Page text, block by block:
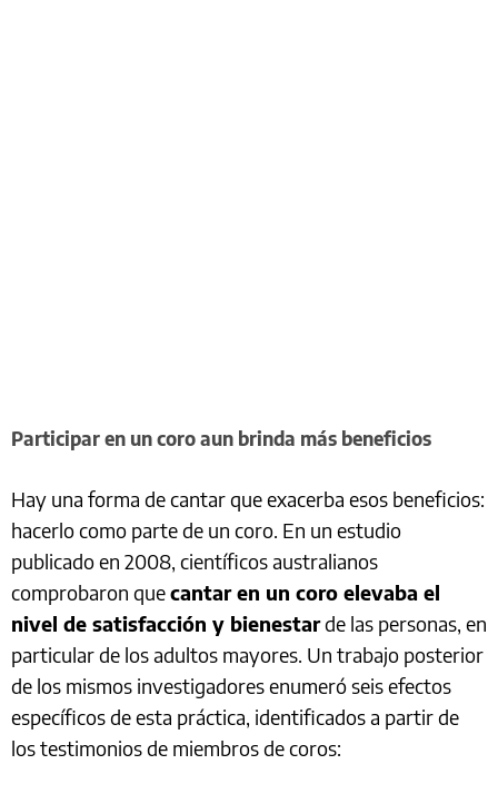
Participar en un coro aun brinda más beneficios
Hay una forma de cantar que exacerba esos beneficios:
hacerlo como parte de un coro. En un estudio
publicado en 2008, científicos australianos
comprobaron quecantar en un coro elevaba el
nivel de satisfacción y bienestarde las personas, en
particular de los adultos mayores. Un trabajo posterior
de los mismos investigadores enumeró seis efectos
específicos de esta práctica, identificados a partir de
los testimonios de miembros de coros: